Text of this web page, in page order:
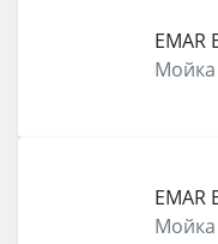
EMAR
Мойка
EMAR
Мойка